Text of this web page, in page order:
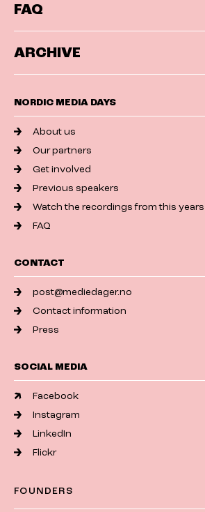
FAQ
ARCHIVE
NORDIC MEDIA DAYS
About us
Our partners
Get involved
Previous speakers
Watch the recordings from this
FAQ
CONTACT
post@mediedager.no
Contact information
Press
SOCIAL MEDIA
Facebook
Instagram
LinkedIn
Flickr
FOUNDERS